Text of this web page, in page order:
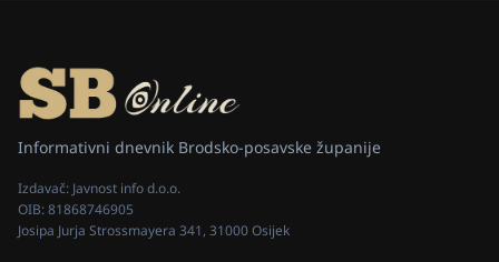
Informativni dnevnik Brodsko-posavske županije
Izdavač: Javnost info d.o.o.
OIB:81868746905
Josipa Jurja Strossmayera 341, 31000 Osijek